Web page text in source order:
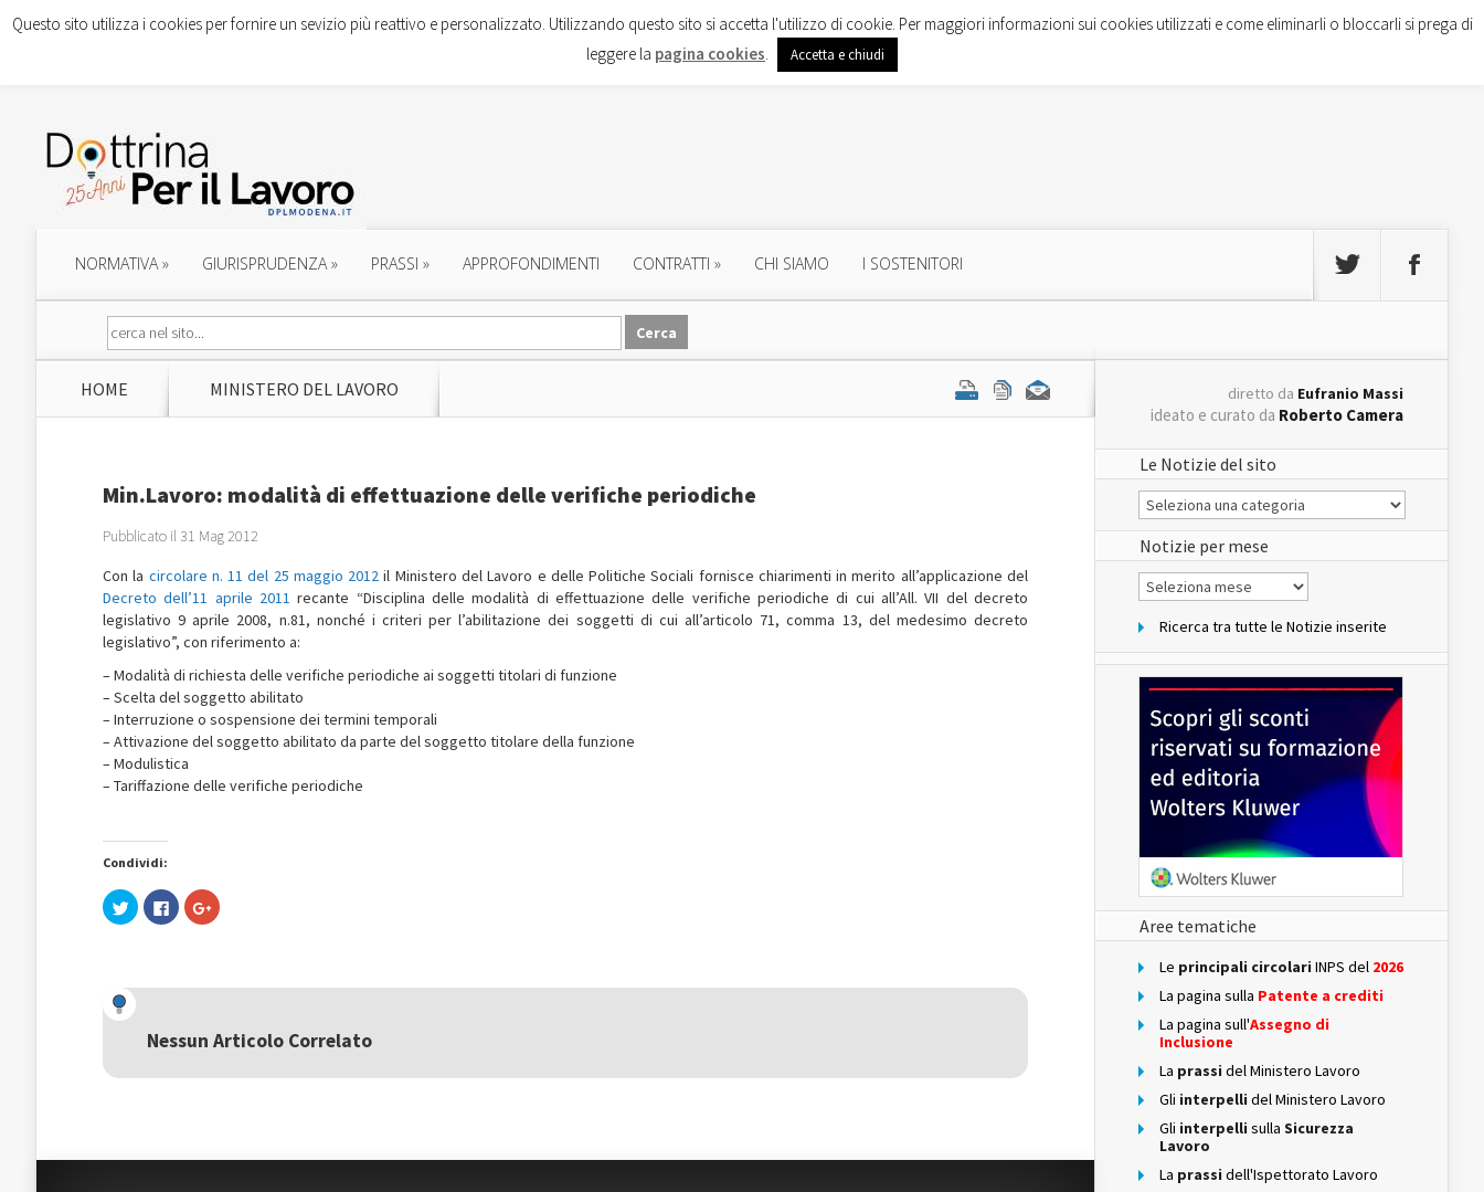
NORMATIVA» GIURISPRUDENZA» PRASSI » APPROFONDIMENTI CONTRATTI » CHI SIAMO I SOSTENITORI
HOME MINISTERO DEL LAVORO
Min.Lavoro: modalità di effettuazione delle verifiche periodiche
Pubblicato il 31 Mag 2012
Con la circolare n. 11 del 25 maggio 2012 il Ministero del Lavoro e delle Politiche Sociali fornisce chiarimenti in merito all’applicazione del
Decreto dell’11 aprile 2011 recante “Disciplina delle modalità di effettuazione delle verifiche periodiche di cui all’All. VII del decreto
legislativo 9 aprile 2008, n.81, nonché i criteri per l’abilitazione dei soggetti di cui all’articolo 71, comma 13, del medesimo decreto
legislativo”, con riferimento a:
– Modalità di richiesta delle verifiche periodiche ai soggetti titolari di funzione
– Scelta del soggetto abilitato
– Interruzione o sospensione dei termini temporali
– Attivazione del soggetto abilitato da parte del soggetto titolare della funzione
– Modulistica
– Tariffazione delle verifiche periodiche
Condividi:
Fai
clic
(Si
apre
una
nuova
Fai
clic
nuova
finestra)
Fai
clic
una
nuova
Nessun Articolo Correlato
diretto da Eufranio Massi
ideato e curato da Roberto Camera
Le Notizie del sito
Le
Notizie
del
sito
Notizie per mese
Notizie
per
Ricerca tra tutte le Notizie inserite
Aree tematiche
Le principali circolari INPS del 2026
La pagina sulla Patente a crediti
La pagina sull'Assegno di
Inclusione
La prassi del Ministero Lavoro
Gli interpelli del Ministero Lavoro
Gli interpelli sulla Sicurezza
Lavoro
La prassi dell'Ispettorato Lavoro
Questo sito utilizza i cookies per fornire un sevizio più reattivo e personalizzato. Utilizzando questo sito si accetta l'utilizzo di cookie. Per maggiori informazioni sui cookies utilizzati e come eliminarli o bloccarli si prega di
leggere la pagina cookies. Accetta e chiudi